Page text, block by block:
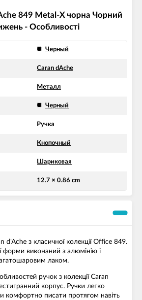
849 Metal-X чорна Чорний
- Особливості
Черный
Caran dAche
Металл
Черный
Ручка
Кнопочный
Шариковая
12.7 × 0.86 cm
d'Ache з класичної колекції Office 849.
форми виконаний з алюмінію і
лаком.
ручок з колекції Caran
корпус. Ручки легко
комфортно писати протягом навіть